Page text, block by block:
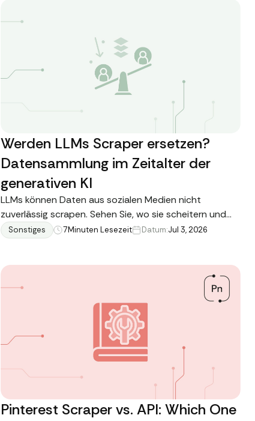
Werden LLMs Scraper ersetzen?
Datensammlung im Zeitalter der
generativen KI
LLMs können Daten aus sozialen Medien nicht
zuverlässig scrapen. Sehen Sie, wo sie scheitern und
warum die Echtzeit-Datenabfrage eine dedizierte,
Sonstiges 7Minuten Lesezeit Datum:Jul 3, 2026
Pinterest Scraper vs. API: Which One